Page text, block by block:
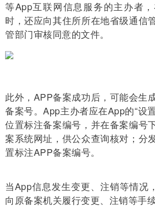
等App互联网信息服务的主办者
时，还应向其住所所在地省级通信
管部门审核同意的文件。
此外，APP备案成功后，可能会生
备案号。App主办者应在App的“设
位置标注备案编号，并在备案编号
案系统网址，供公众查询核对；分
置标注APP备案编号。
当App信息发生变更、注销等情况
向原备案机关履行变更、注销等手续